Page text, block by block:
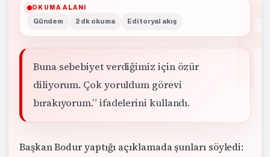
OKUMA ALANI
Gündem 2 dk okuma Editoryal akış
Buna sebebiyet verdiğimiz için özür
diliyorum. Çok yoruldum görevi
bırakıyorum.” ifadelerini kullandı.
Başkan Bodur yaptığı açıklamada şunları söyledi: